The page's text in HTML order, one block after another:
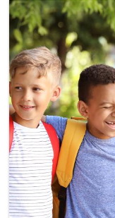
Letný
tábor